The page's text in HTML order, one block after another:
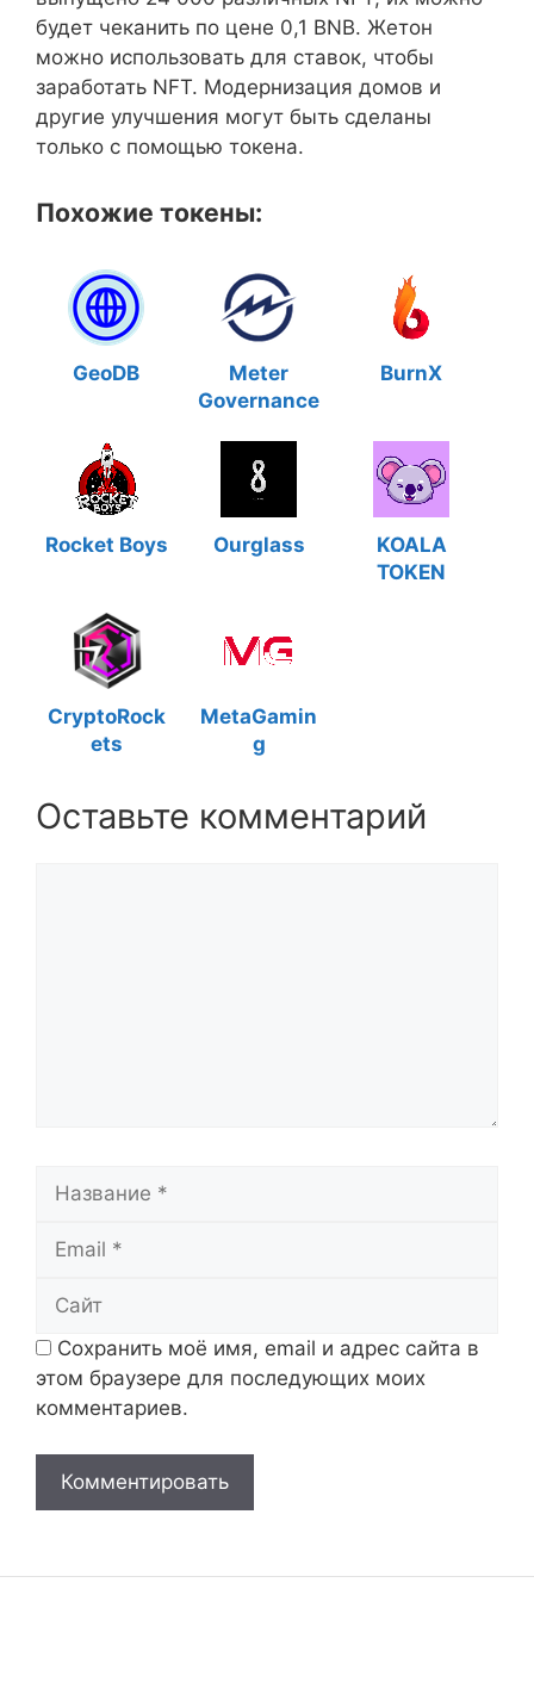
будет чеканить по цене 0,1 BNB. Жетон
можно использовать для ставок, чтобы
заработать NFT. Модернизация домов и
другие улучшения могут быть сделаны
только с помощью токена.
Похожие токены:
GeoDB
Meter
Governance
BurnX
Rocket Boys Ourglass
KOALA
TOKEN
CryptoRock
ets
MetaGamin
g
Оставьте комментарий
Название
Email
Сайт
Сохранить моё имя, email и адрес сайта в
этом браузере для последующих моих
комментариев.